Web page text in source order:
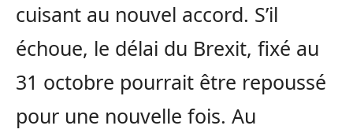
cuisant au nouvel accord. S’il
échoue, le délai du Brexit, fixé au
31 octobre pourrait être repoussé
pour une nouvelle fois. Au